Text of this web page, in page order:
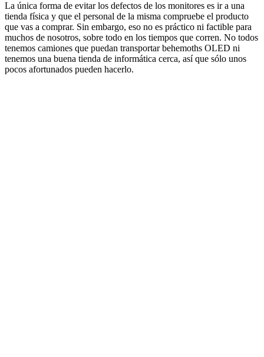
La única forma de evitar los defectos de los monitores es ir a una
tienda física y que el personal de la misma compruebe el producto
que vas a comprar. Sin embargo, eso no es práctico ni factible para
muchos de nosotros, sobre todo en los tiempos que corren. No todos
tenemos camiones que puedan transportar behemoths OLED ni
tenemos una buena tienda de informática cerca, así que sólo unos
pocos afortunados pueden hacerlo.